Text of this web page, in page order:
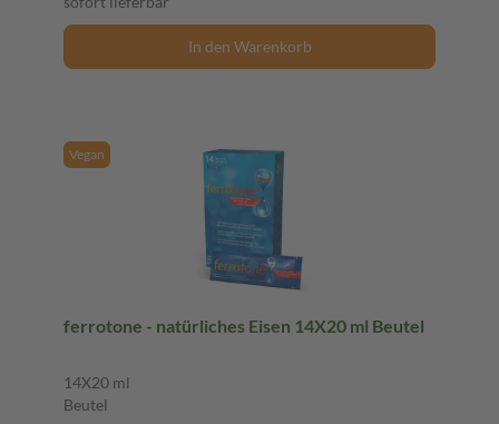
In den Warenkorb
Vegan
ferrotone - natürliches Eisen 14X20 ml Beutel
14X20 ml
Beutel